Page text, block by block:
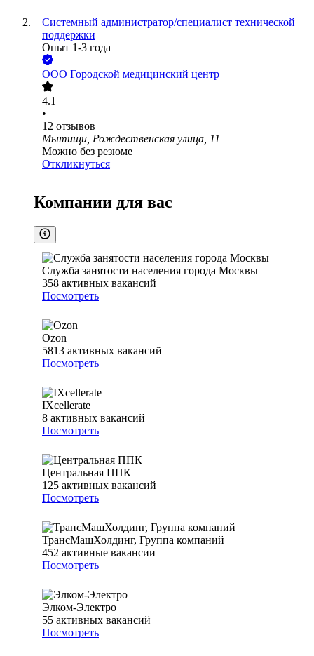
Системный администратор/специалист технической
поддержки
Опыт 1-3 года
ООО Городской медицинский центр
4.1
•
12 отзывов
Мытищи, Рождественская улица, 11
Можно без резюме
Откликнуться
Компании для вас
Служба занятости населения города Москвы
358 активных вакансий
Посмотреть
Ozon
5813 активных вакансий
Посмотреть
IXcellerate
8 активных вакансий
Посмотреть
Центральная ППК
125 активных вакансий
Посмотреть
ТрансМашХолдинг, Группа компаний
452 активные вакансии
Посмотреть
Элком-Электро
55 активных вакансий
Посмотреть